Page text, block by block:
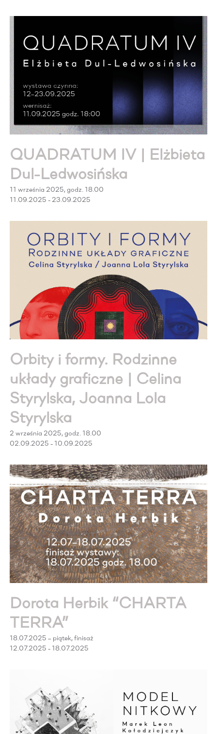
QUADRATUM IV | Elżbieta
Dul-Ledwosińska
11 września 2025, godz. 18.00
11.09.2025 - 23.09.2025
Orbity i formy. Rodzinne
układy graficzne | Celina
Styrylska, Joanna Lola
Styrylska
2 września 2025, godz. 18.00
02.09.2025 - 10.09.2025
Dorota Herbik “CHARTA
TERRA”
18.07.2025 – piątek, finisaż
12.07.2025 - 18.07.2025